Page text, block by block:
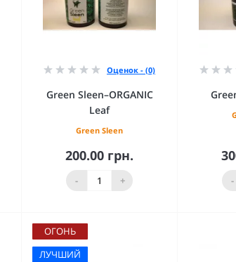
Оценок - (0)
Green Sleen–ORGANIC
Leaf
Green Sleen
200.00 грн.
- +
В корзину -
ОГОНЬ
ЛУЧШИЙ